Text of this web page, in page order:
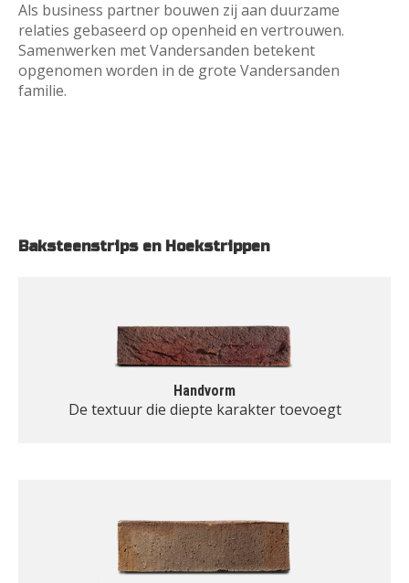
Als business partner bouwen zij aan duurzame
relaties gebaseerd op openheid en vertrouwen.
Samenwerken met Vandersanden betekent
opgenomen worden in de grote Vandersanden
familie.
Baksteenstrips en Hoekstrippen
Handvorm
De textuur die diepte karakter toevoegt